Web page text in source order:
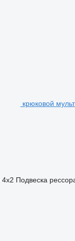
крюковой
4x2 Подвеска